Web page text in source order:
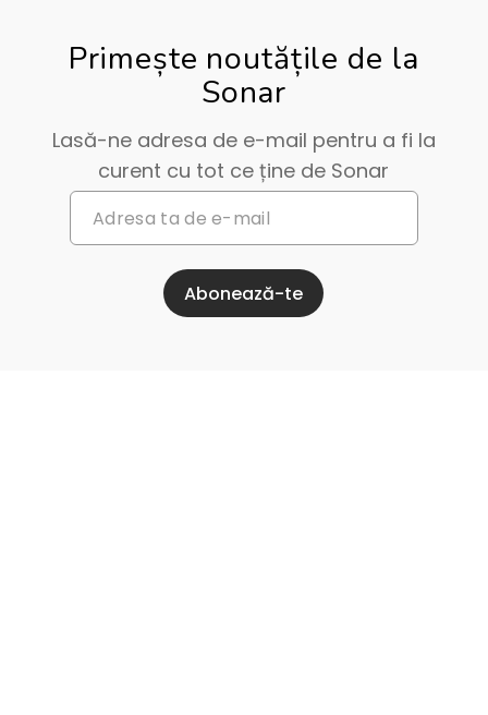
Primește noutățile de la
Sonar
Lasă-ne adresa de e-mail pentru a fi la
curent cu tot ce ține de Sonar
Abonează-te